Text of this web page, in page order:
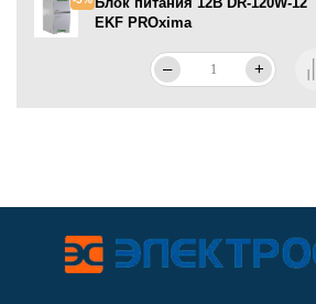
EKF PROxima
– +